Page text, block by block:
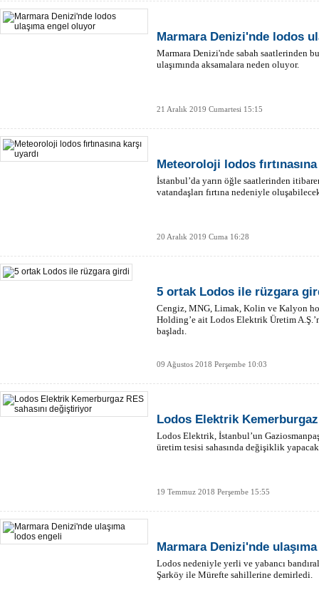
Marmara Denizi'nde lodos
Marmara Denizi'nde sabah saatlerinden
ulaşımında aksamalara neden oluyor.
21 Aralık 2019 Cumartesi 15:15
Meteoroloji lodos fırtınasına
İstanbul’da yarın öğle saatlerinden
vatandaşları fırtına nedeniyle
20 Aralık 2019 Cuma 16:28
5 ortak Lodos ile rüzgara
Cengiz, MNG, Limak, Kolin ve Kalyon
Holding’e ait Lodos Elektrik Üretim
başladı.
09 Ağustos 2018 Perşembe 10:03
Lodos Elektrik
Lodos Elektrik, İstanbul’un
üretim tesisi sahasında değişiklik
19 Temmuz 2018 Perşembe 15:55
Marmara Denizi'nde
Lodos nedeniyle yerli ve yabancı
Şarköy ile Mürefte sahillerine demirledi.